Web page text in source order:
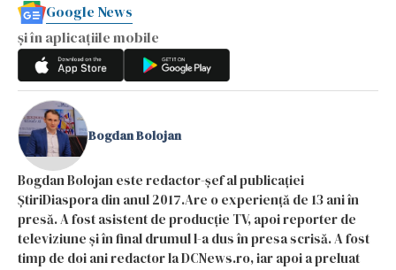
Google News
și în aplicațiile mobile
Bogdan Bolojan
Bogdan Bolojan este redactor-șef al publicației
ȘtiriDiaspora din anul 2017.Are o experiență de 13 ani în
presă. A fost asistent de producție TV, apoi reporter de
televiziune și în final drumul l-a dus în presa scrisă. A fost
timp de doi ani redactor la DCNews.ro, iar apoi a preluat